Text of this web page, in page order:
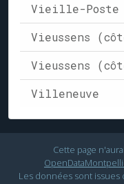
Vieille-Poste
Vieussens
Vieussens
Villeneuve
Cette page
Les données sont issues